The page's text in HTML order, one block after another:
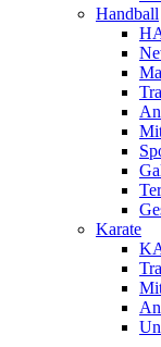
Handball
Karate